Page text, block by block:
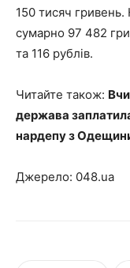
150 тисяч гривень.
сумарно 97 482
та 116 рублів.
Читайте також:
держава
нардепу з
Джерело: 048.ua